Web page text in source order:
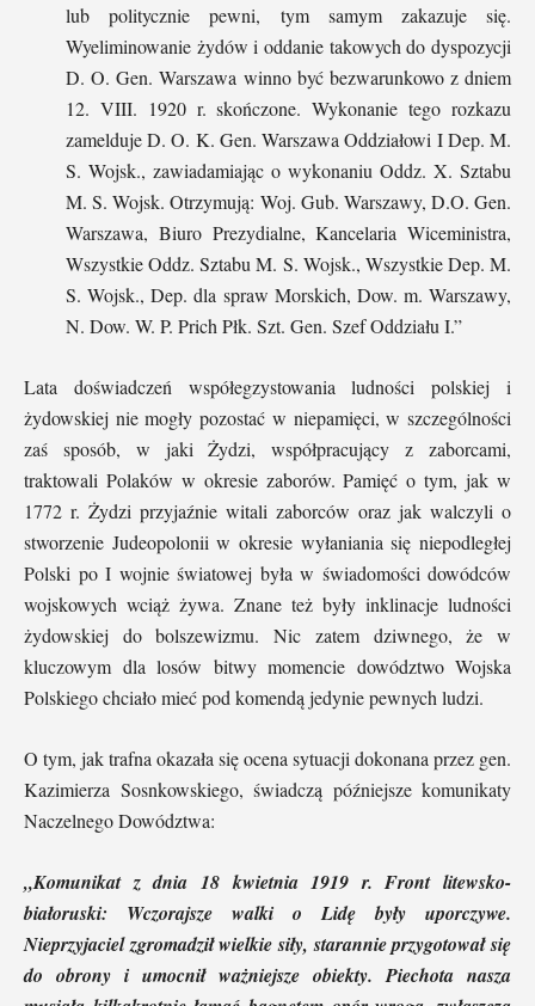
lub politycznie pewni, tym samym zakazuje się.
Wyeliminowanie żydów i oddanie takowych do dyspozycji
D. O. Gen. Warszawa winno być bezwarunkowo z dniem
12. VIII. 1920 r. skończone. Wykonanie tego rozkazu
zamelduje D. O. K. Gen. Warszawa Oddziałowi I Dep. M.
S. Wojsk., zawiadamiając o wykonaniu Oddz. X. Sztabu
M. S. Wojsk. Otrzymują: Woj. Gub. Warszawy, D.O. Gen.
Warszawa, Biuro Prezydialne, Kancelaria Wiceministra,
Wszystkie Oddz. Sztabu M. S. Wojsk., Wszystkie Dep. M.
S. Wojsk., Dep. dla spraw Morskich, Dow. m. Warszawy,
N. Dow. W. P. Prich Płk. Szt. Gen. Szef Oddziału I.”
Lata doświadczeń współegzystowania ludności polskiej i
żydowskiej nie mogły pozostać w niepamięci, w szczególności
zaś sposób, w jaki Żydzi, współpracujący z zaborcami,
traktowali Polaków w okresie zaborów. Pamięć o tym, jak w
1772 r. Żydzi przyjaźnie witali zaborców oraz jak walczyli o
stworzenie Judeopolonii w okresie wyłaniania się niepodległej
Polski po I wojnie światowej była w świadomości dowódców
wojskowych wciąż żywa. Znane też były inklinacje ludności
żydowskiej do bolszewizmu. Nic zatem dziwnego, że w
kluczowym dla losów bitwy momencie dowództwo Wojska
Polskiego chciało mieć pod komendą jedynie pewnych ludzi.
O tym, jak trafna okazała się ocena sytuacji dokonana przez gen.
Kazimierza Sosnkowskiego, świadczą późniejsze komunikaty
Naczelnego Dowództwa:
„Komunikat z dnia 18 kwietnia 1919 r. Front litewsko-
białoruski: Wczorajsze walki o Lidę były uporczywe.
Nieprzyjaciel zgromadził wielkie siły, starannie przygotował się
do obrony i umocnił ważniejsze obiekty. Piechota nasza